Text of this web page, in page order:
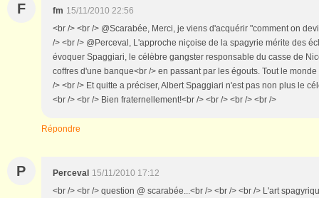
F fm 15/11/2010 22:56
<br /> <br /> @Scarabée, Merci, je viens d'acquérir "comment on
/> <br /> @Perceval, L'approche niçoise de la spagyrie mérite des
évoquer Spaggiari, le célèbre gangster responsable du casse de
coffres d'une banque<br /> en passant par les égouts. Tout le
/> <br /> Et quitte a préciser, Albert Spaggiari n'est pas non plus le
<br /> <br /> Bien fraternellement!<br /> <br /> <br /> <br />
Répondre
P Perceval 15/11/2010 17:12
<br /> <br /> question @ scarabée...<br /> <br /> <br /> L'art